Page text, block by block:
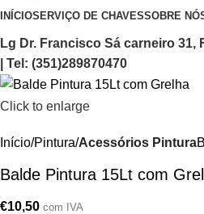
INÍCIOSERVIÇO DE CHAVESSOBRE
Lg Dr. Francisco Sá carneiro 31,
| Tel: (351)289870470
Click to enlarge
Início Pintura Acessórios Pintura
Balde Pintura 15Lt com
€10,50 com IVA